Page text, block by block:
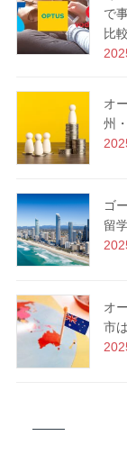
で
比
オ
州
ゴ
留
オ
市